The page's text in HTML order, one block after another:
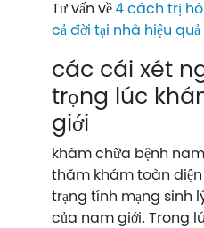
Tư vấn về‍4 cách trị
cả đời tại nhà hiệu quả
các cái xét
trọng lúc
giới
khám chữa bệnh
thăm khám toàn
trạng tính mạng sinh
của nam giới. Trong